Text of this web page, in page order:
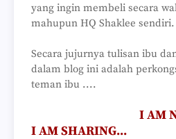
yang ingin membeli secara
mahupun HQ Shaklee sendiri.
Secara jujurnya tulisan ibu
dalam blog ini adalah
teman ibu ....
I AM
I AM SHARING...